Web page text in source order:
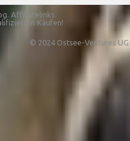
Affiliatelinks.
Käufen!
© 2024 Ostsee-Ventures UG